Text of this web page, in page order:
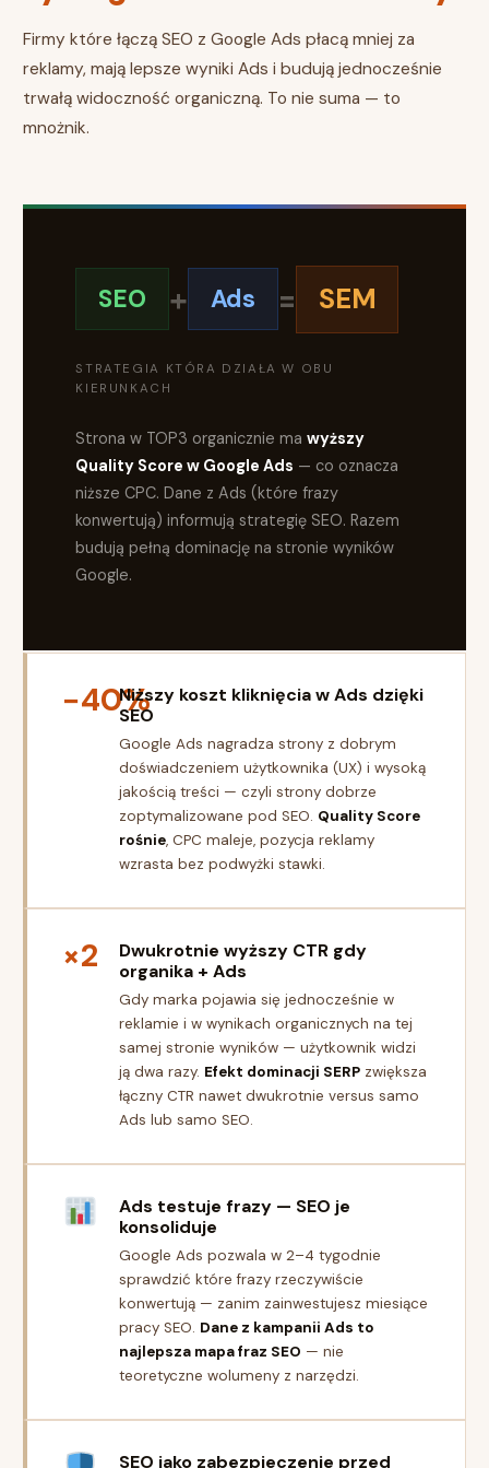
Firmy które łączą SEO z Google Ads płacą mniej za
reklamy, mają lepsze wyniki Ads i budują jednocześnie
trwałą widoczność organiczną. To nie suma — to
mnożnik.
SEO + Ads = SEM
STRATEGIA KTÓRA DZIAŁA W OBU
KIERUNKACH
Strona w TOP3 organicznie mawyższy
Quality Score w Google Ads — co oznacza
niższe CPC. Dane z Ads (które frazy
konwertują) informują strategię SEO. Razem
budują pełną dominację na stronie wyników
Google.
−40%Niższy koszt kliknięcia w Ads dzięki
SEO
Google Ads nagradza strony z dobrym
doświadczeniem użytkownika (UX) i wysoką
jakością treści — czyli strony dobrze
zoptymalizowane pod SEO. Quality Score
rośnie, CPC maleje, pozycja reklamy
wzrasta bez podwyżki stawki.
×2
Dwukrotnie wyższy CTR gdy
organika + Ads
Gdy marka pojawia się jednocześnie w
reklamie i w wynikach organicznych na tej
samej stronie wyników — użytkownik widzi
ją dwa razy. Efekt dominacji SERP zwiększa
łączny CTR nawet dwukrotnie versus samo
Ads lub samo SEO.
Ads testuje frazy — SEO je
konsoliduje
Google Ads pozwala w 2–4 tygodnie
sprawdzić które frazy rzeczywiście
konwertują — zanim zainwestujesz miesiące
pracy SEO. Dane z kampanii Ads to
najlepsza mapa fraz SEO — nie
teoretyczne wolumeny z narzędzi.
SEO jako zabezpieczenie przed